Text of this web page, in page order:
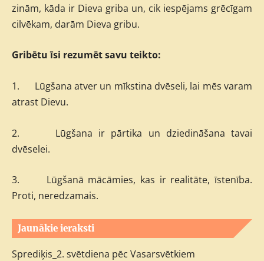
Jaunākie ieraksti
Sprediķis_2. svētdiena pēc Vasarsvētkiem
zinām, kāda ir Dieva griba un, cik iespējams grēcīgam
cilvēkam, darām Dieva gribu.
Gribētu īsi rezumēt savu teikto:
1. Lūgšana atver un mīkstina dvēseli, lai mēs varam
atrast Dievu.
2. Lūgšana ir pārtika un dziedināšana tavai
dvēselei.
3. Lūgšanā mācāmies, kas ir realitāte, īstenība.
Proti, neredzamais.